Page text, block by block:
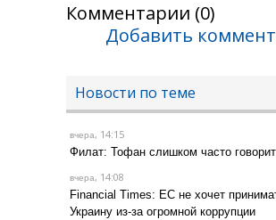
Комментарии (0)
Добавить
Новости по теме
вчера, 14:15
Филат: Тофан слишком часто
вчера, 14:08
Financial Times: ЕС не хочет
Украину из-за огромной коррупции